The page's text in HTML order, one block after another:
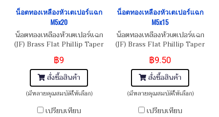
น็อตทองเหลืองหัวเตเปอร์แฉก
M5x20
น็อตทองเหลืองหัวเตเปอร์แฉก
(JF) Brass Flat Phillip Taper
Head Screw M5x0.8x20
฿9
สั่งซื้อสินค้า
(มีหลายคุณสมบัติให้เลือก)
เปรียบเทียบ
น็อตทองเหลืองหัวเตเปอร์แฉก
M5x15
น็อตทองเหลืองหัวเตเปอร์แฉก
(JF) Brass Flat Phillip Taper
Head Screw M5x0.8x15
฿9.50
สั่งซื้อสินค้า
(มีหลายคุณสมบัติให้เลือก)
เปรียบเทียบ